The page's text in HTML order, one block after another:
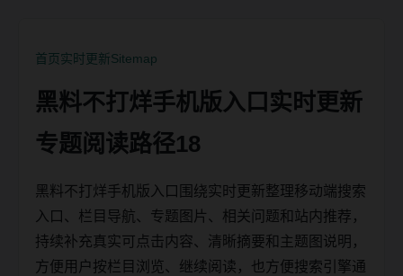
首页实时更新Sitemap
黑料不打烊手机版入口实时更新
专题阅读路径18
黑料不打烊手机版入口围绕实时更新整理移动端搜索
入口、栏目导航、专题图片、相关问题和站内推荐，
持续补充真实可点击内容、清晰摘要和主题图说明，
方便用户按栏目浏览、继续阅读，也方便搜索引擎通